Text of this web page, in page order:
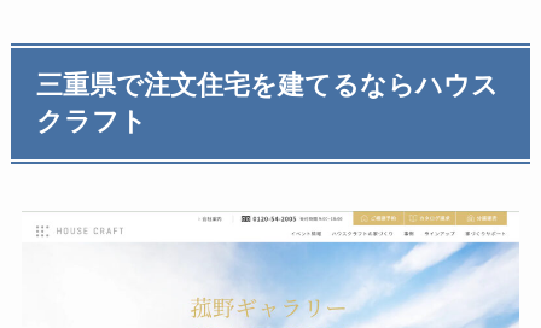
三重県で注文住宅を建てるならハウス
クラフト